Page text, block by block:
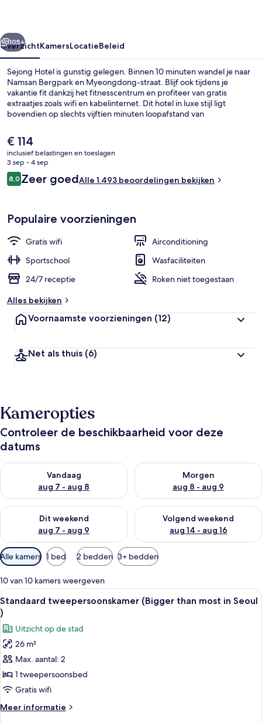
Volgende
105+
OverzichtKamersLocatieBeleid
Sejong Hotel is gunstig gelegen. Binnen 10 minuten wandel je naar
Namsan Bergpark en Myeongdong-straat. Blijf ook tijdens je
vakantie fit dankzij het fitnesscentrum en profiteer van gratis
extraatjes zoals wifi en kabelinternet. Dit hotel in luxe stijl ligt
bovendien op slechts vijftien minuten loopafstand van
waarderen de nabijheid van het openbaar vervoer: Station
Myeong-dong ligt op een steenworp afstand en naar Station
Chungmuro loop je in slechts 7 minuten.
De
huidige
prijs
is
€ 114
€ 114
inclusief belastingen en toeslagen
3 sep - 4 sep
Beoordelingen
8,08,0 op 10 –
Zeer goedAlle 1.493 beoordelingen bekijken
Populaire voorzieningen
Gratis wifi
Airconditioning
Sportschool
Wasfaciliteiten
24/7 receptie
Roken niet toegestaan
Alles bekijken
Voornaamste voorzieningen (12)
Net als thuis (6)
Kameropties
Controleer de beschikbaarheid voor deze
datums
Vandaag
aug 7 - aug 8
De beschikbaarheid controleren voor vanavond aug 7 - aug 8
Morgen
aug 8 - aug 9
De beschikbaarheid
Dit weekend
aug 7 - aug 9
De beschikbaarheid controleren voor dit weekend aug 7 -
Volgend weekend
aug 14 - aug 16
De beschikbaarheid
Beschikbare
filters
voor
kamers
Alle kamers 1 bed 2 bedden 3+ bedden
10 van 10 kamers weergeven
Alle
foto's
voor
Standaard
tweepersoonskamer
(Bigger
than
most
in
Seoul
Een hotelkamer met een groot bed,
11
Standaard tweepersoonskamer (Bigger than most in Seoul
)
Uitzicht op de stad
26 m²
Max. aantal: 2
1 tweepersoonsbed
Gratis wifi
Meer informatie
Meer